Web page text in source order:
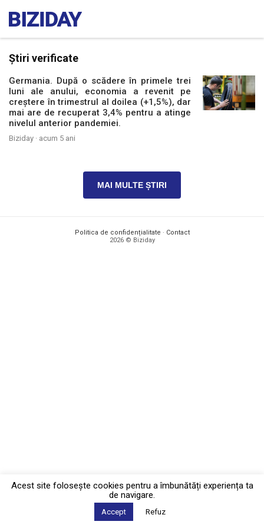
Știri verificate
Germania. După o scădere în primele trei
luni ale anului, economia a revenit pe
creștere în trimestrul al doilea (+1,5%), dar
mai are de recuperat 3,4% pentru a atinge
nivelul anterior pandemiei.
Biziday · acum 5 ani
MAI MULTE ȘTIRI
Politica de confidențialitate · Contact
2026 © Biziday
Acest site foloseşte cookies pentru a îmbunătăți experiența ta
de navigare.
Accept Refuz